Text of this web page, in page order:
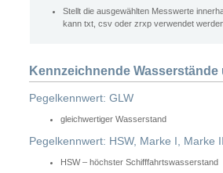
Stellt die ausgewählten Messwerte
kann txt, csv oder zrxp verwendet
Kennzeichnende
Pegelkennwert: GLW
gleichwertiger Wasserstand
Pegelkennwert: HSW, Marke I, Marke
HSW – höchster Schifffahrtswasserstand